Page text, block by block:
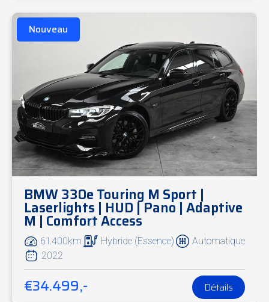
Nouveau
BMW 330e Touring M Sport |
Laserlights | HUD | Pano | Adaptive
M | Comfort Access
61.400km Hybride (Essence)
Automatique
2022
€34.499,- Détails